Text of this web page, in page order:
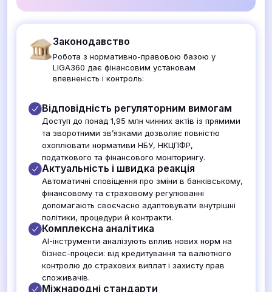
Законодавство
Робота з нормативно-правовою базою у
LIGA360 дає фінансовим установам
впевненість і контроль:
Відповідність регуляторним вимогам
Доступ до понад 1,95 млн чинних актів із прямими
та зворотними зв’язками дозволяє повністю
охоплювати нормативи НБУ, НКЦПФР,
податкового та фінансового моніторингу.
Актуальність і швидка реакція
Автоматичні сповіщення про зміни в банківському,
фінансовому та страховому регулюванні
допомагають своєчасно адаптовувати внутрішні
політики, процедури й контракти.
Комплексна аналітика
AI-інструменти аналізують вплив нових норм на
бізнес-процеси: від кредитування та валютного
контролю до страхових виплат і захисту прав
споживачів.
Міжнародні стандарти